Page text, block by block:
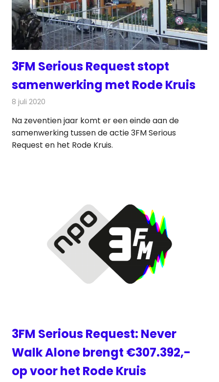
3FM Serious Request stopt
samenwerking met Rode Kruis
8 juli 2020
Na zeventien jaar komt er een einde aan de
samenwerking tussen de actie 3FM Serious
Request en het Rode Kruis.
3FM Serious Request: Never
Walk Alone brengt €307.392,-
op voor het Rode Kruis